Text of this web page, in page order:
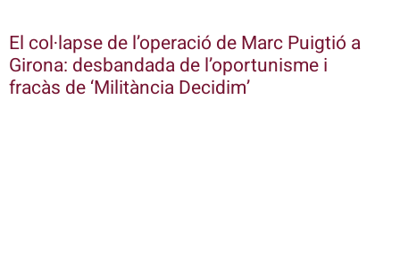
El col·lapse de l’operació de Marc Puigtió a
Girona: desbandada de l’oportunisme i
fracàs de ‘Militància Decidim’